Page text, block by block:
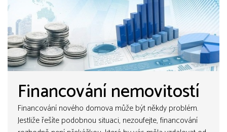
Financování nemovitostí
Financování nového domova může být někdy problém.
Jestliže řešíte podobnou situaci, nezoufejte, financování